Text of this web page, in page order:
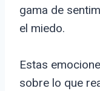
gama de
el miedo.
Estas
sobre lo que